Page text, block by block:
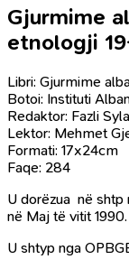
Gjurmime
etnologji
Libri: Gjurmime
Botoi: Instituti
Redaktor: Fazli Syla
Lektor: Mehmet
Formati: 17x24cm
Faqe: 284
U dorëzua në shtp
në Maj të vitit 1990.
U shtyp nga